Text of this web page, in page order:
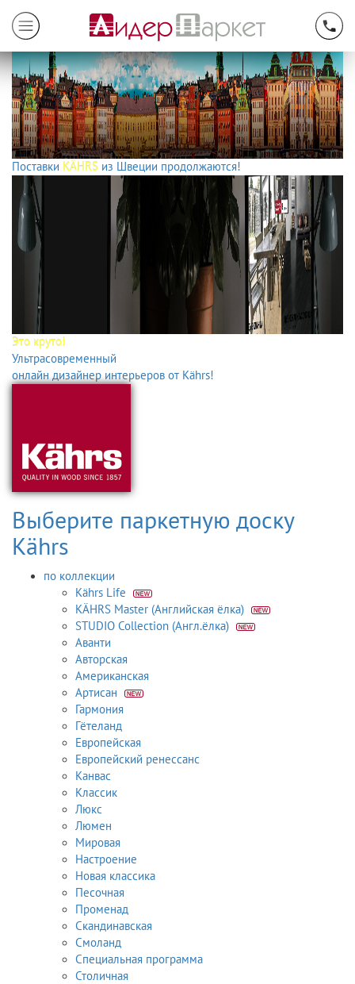
Поставки KÄHRS из Швеции продолжаются!
Это круто!
Ультрасовременный
онлайн дизайнер интерьеров от Kährs!
Выберите паркетную доску
Kährs
по коллекции
Kährs Life
KÄHRS Master (Английская ёлка)
STUDIO Collection (Англ.ёлка)
Аванти
Авторская
Американская
Артисан
Гармония
Гётеланд
Европейская
Европейский ренессанс
Канвас
Классик
Люкс
Люмен
Мировая
Настроение
Новая классика
Песочная
Променад
Скандинавская
Смоланд
Специальная программа
Столичная